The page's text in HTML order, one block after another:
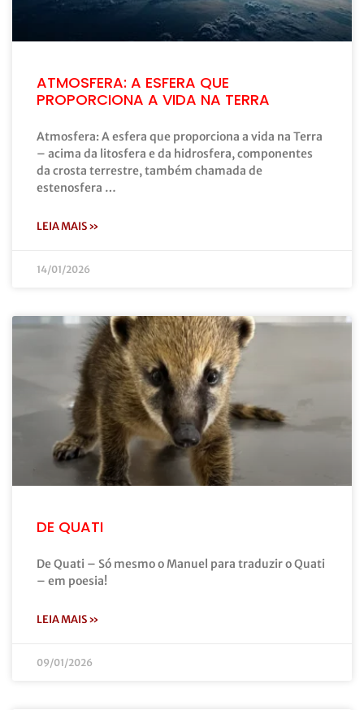
ATMOSFERA: A ESFERA QUE
PROPORCIONA A VIDA NA TERRA
Atmosfera: A esfera que proporciona a vida na Terra
– acima da litosfera e da hidrosfera, componentes
da crosta terrestre, também chamada de
estenosfera …
LEIA MAIS »
14/01/2026
DE QUATI
De Quati – Só mesmo o Manuel para traduzir o Quati
– em poesia!
LEIA MAIS »
09/01/2026